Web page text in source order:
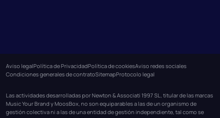
Aviso legalPolítica de PrivacidadPolítica de cookiesAviso redes sociales
Condiciones generales de contratoSitemapProtocolo legal
Las actividades desarrolladas por Newton & Associati 1997 SL, titular de las marcas
Music Your Brand y MoosBox, no son equiparables a las de un organismo de
gestión colectiva ni a las de una entidad de gestión independiente, tal como se